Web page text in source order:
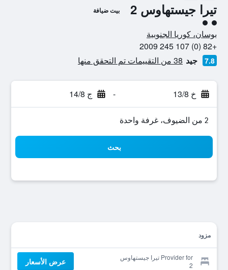
تيرا جيستهاوس 2 بيت ضيافة
تقييم فئة 2
بوسان، كوريا الجنوبية
+82 (0) 107 245 2009
7.8 جيد 38 من التقييمات تم التحقق منها
خ 13/8 - ج 14/8
2 من الضيوف، غرفة واحدة
بحث
مزود
Provider for تيرا جيستهاوس
2
عرض الأسعار